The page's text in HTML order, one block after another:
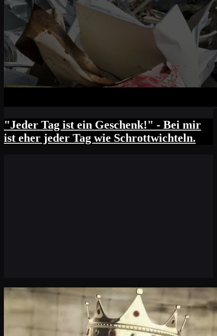
"Jeder Tag ist ein Geschenk!" - Bei mir
ist eher jeder Tag wie Schrottwichteln.